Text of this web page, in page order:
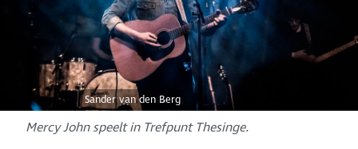
Sander van den Berg
Mercy John speelt in Trefpunt Thesinge.